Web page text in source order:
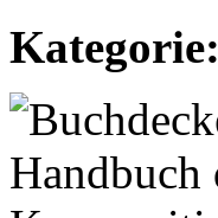
Kategorie: